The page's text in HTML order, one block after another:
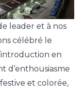
leader et à nos
célébré le
en
d’enthousiasme
et colorée,